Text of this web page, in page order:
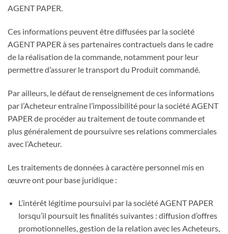
AGENT PAPER.
Ces informations peuvent être diffusées par la société
AGENT PAPER à ses partenaires contractuels dans le cadre
de la réalisation de la commande, notamment pour leur
permettre d’assurer le transport du Produit commandé.
Par ailleurs, le défaut de renseignement de ces informations
par l’Acheteur entraîne l’impossibilité pour la société AGENT
PAPER de procéder au traitement de toute commande et
plus généralement de poursuivre ses relations commerciales
avec l’Acheteur.
Les traitements de données à caractère personnel mis en
œuvre ont pour base juridique :
L’intérêt légitime poursuivi par la société AGENT PAPER
lorsqu’il poursuit les finalités suivantes : diffusion d’offres
promotionnelles, gestion de la relation avec les Acheteurs,